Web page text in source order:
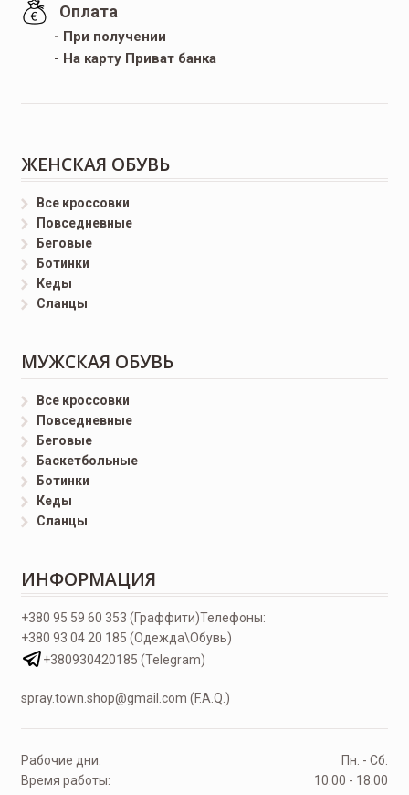
Оплата
- При получении
- На карту Приват банка
ЖЕНСКАЯ ОБУВЬ
Все кроссовки
Повседневные
Беговые
Ботинки
Кеды
Сланцы
МУЖСКАЯ ОБУВЬ
Все кроссовки
Повседневные
Беговые
Баскетбольные
Ботинки
Кеды
Сланцы
ИНФОРМАЦИЯ
Телефоны:
+380 95 59 60 353 (Граффити)
+380 93 04 20 185 (Одежда\Обувь)
+380930420185 (Telegram)
spray.town.shop@gmail.com (F.A.Q.)
Рабочие дни:
Пн. - Сб.
Время работы:
10.00 - 18.00